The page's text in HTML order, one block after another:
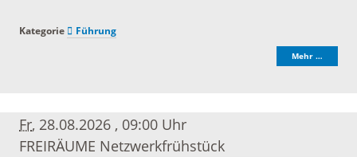
Kategorie Führung
Mehr …
Fr, 28.08.2026 , 09:00 Uhr
FREIRÄUME Netzwerkfrühstück